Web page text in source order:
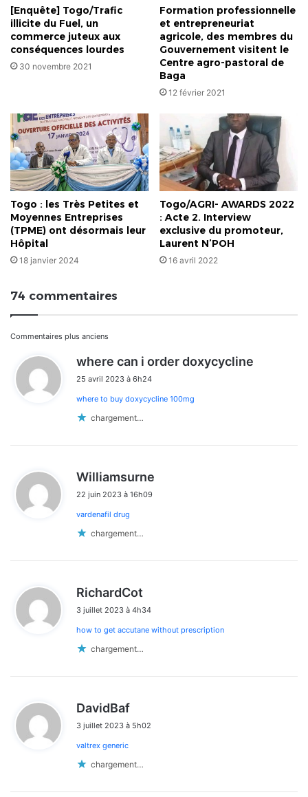
[Enquête] Togo/Trafic
illicite du Fuel, un
commerce juteux aux
conséquences lourdes
30 novembre 2021
Formation professionnelle
et entrepreneuriat
agricole, des membres du
Gouvernement visitent le
Centre agro-pastoral de
Baga
12 février 2021
Togo : les Très Petites et
Moyennes Entreprises
(TPME) ont désormais leur
Hôpital
18 janvier 2024
Togo/AGRI- AWARDS 2022
: Acte 2. Interview
exclusive du promoteur,
Laurent N’POH
16 avril 2022
74 commentaires
Navigation
dans
les
commentaires
Commentaires plus anciens
where can i order doxycycline
25 avril 2023 à 6h24
where to buy doxycycline 100mg
chargement…
Williamsurne
22 juin 2023 à 16h09
vardenafil drug
chargement…
RichardCot
t
3 juillet 2023 à 4h34
how to get accutane without prescription
chargement…
DavidBaf
3 juillet 2023 à 5h02
valtrex generic
chargement…